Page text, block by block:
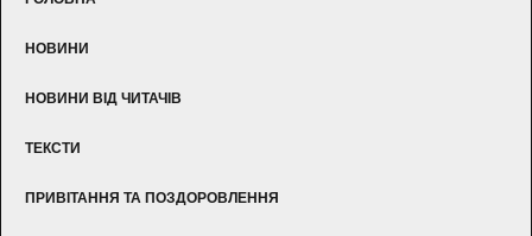
НОВИНИ
НОВИНИ ВІД ЧИТАЧІВ
ТЕКСТИ
ПРИВІТАННЯ ТА ПОЗДОРОВЛЕННЯ